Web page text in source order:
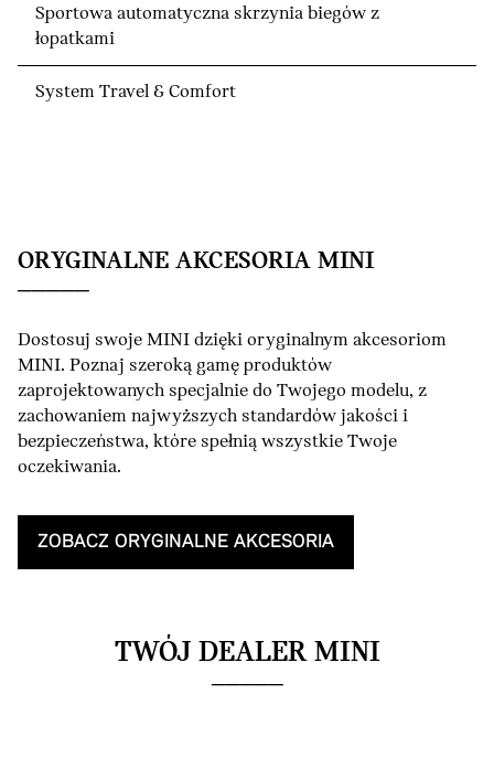
Sportowa automatyczna skrzynia biegów z
łopatkami
System Travel & Comfort
ORYGINALNE AKCESORIA MINI
Dostosuj swoje MINI dzięki oryginalnym akcesoriom
MINI. Poznaj szeroką gamę produktów
zaprojektowanych specjalnie do Twojego modelu, z
zachowaniem najwyższych standardów jakości i
bezpieczeństwa, które spełnią wszystkie Twoje
oczekiwania.
ZOBACZ ORYGINALNE AKCESORIA
TWÓJ DEALER MINI